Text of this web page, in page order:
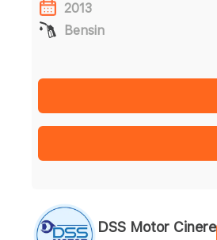
2013
Bensin
DSS Motor Cinere